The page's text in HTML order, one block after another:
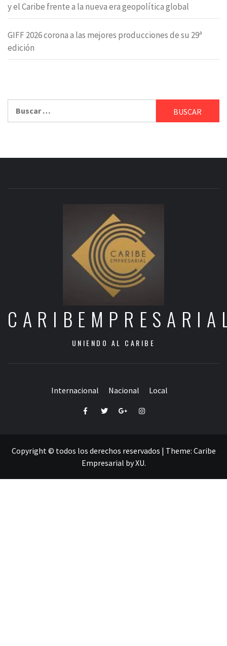
y el Caribe frente a la nueva era geopolítica global
GIFF 2026 corona a las mejores producciones de su 29ª
edición
UNIENDO AL CARIBE
Internacional Nacional Local
FacebookTwitterGoogle+Instagram
Copyright © todos los derechos reservados | Theme: Caribe
Empresarial byXU.